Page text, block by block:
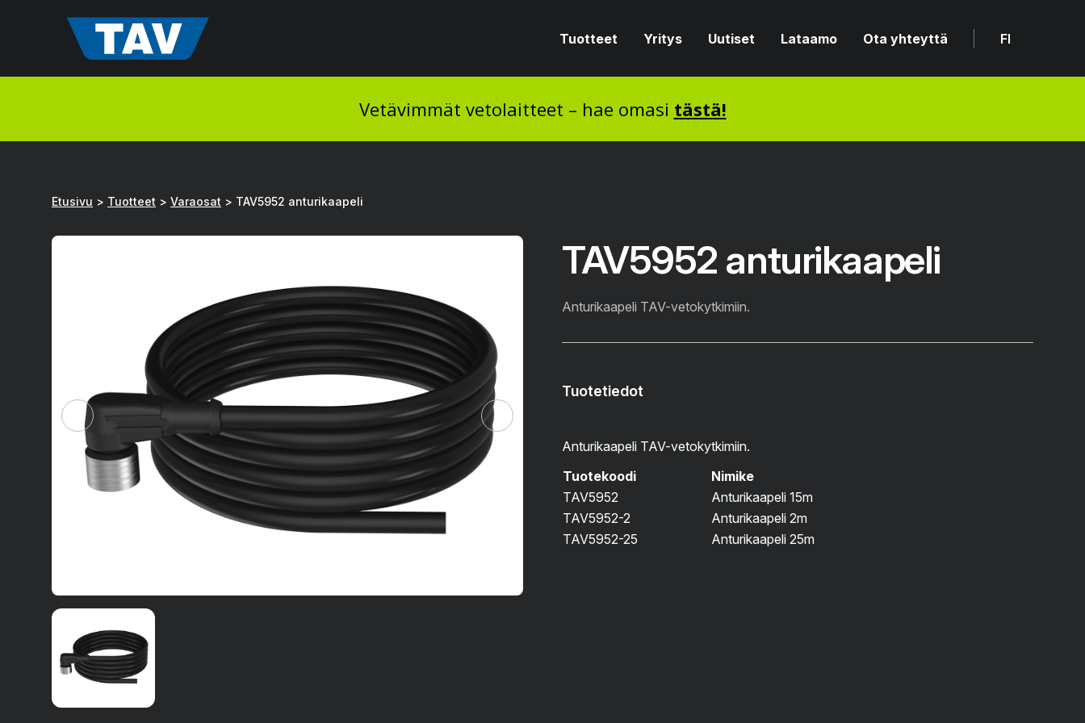
Tuotteet Yritys Uutiset Lataamo Ota yhteyttä FI
Vetävimmät vetolaitteet – hae omasi tästä!
Etusivu > Tuotteet > Varaosat > TAV5952 anturikaapeli
TAV5952 anturikaapeli
Anturikaapeli TAV-vetokytkimiin.
Tuotetiedot
Anturikaapeli TAV-vetokytkimiin.
Tuotekoodi
Nimike
TAV5952
Anturikaapeli 15m
TAV5952-2
Anturikaapeli 2m
TAV5952-25
Anturikaapeli 25m